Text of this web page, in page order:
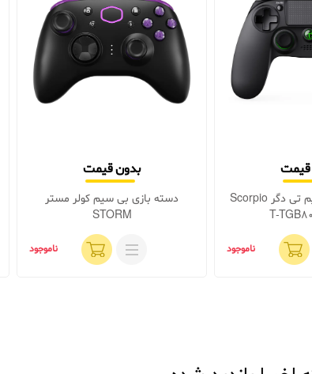
بدون قیمت
دسته بازی بی سیم کولر مستر
STORM
ناموجود
قیمت
دسته بازی بی سیم تی دگر Scorpio
T-
ناموجود